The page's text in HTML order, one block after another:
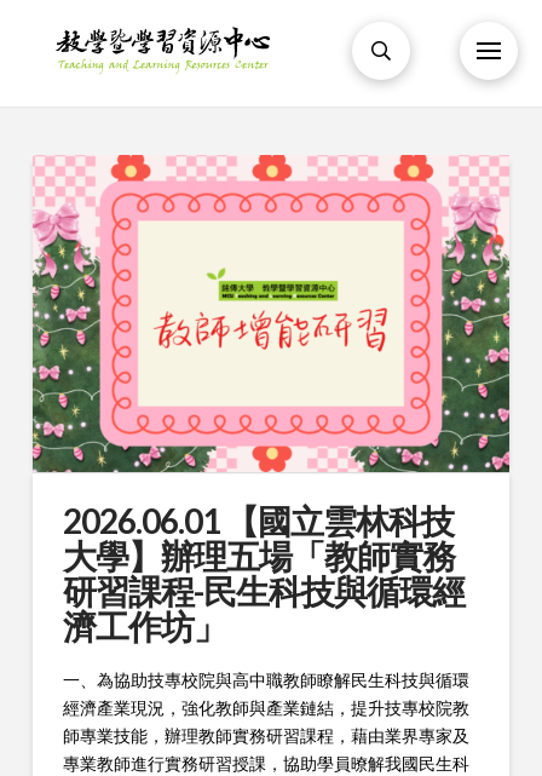
2026.06.01 【國立雲林科技
大學】辦理五場「教師實務
研習課程-民生科技與循環經
濟工作坊」
一、為協助技專校院與高中職教師瞭解民生科技與循環
經濟產業現況，強化教師與產業鏈結，提升技專校院教
師專業技能，辦理教師實務研習課程，藉由業界專家及
專業教師進行實務研習授課，協助學員暸解我國民生科